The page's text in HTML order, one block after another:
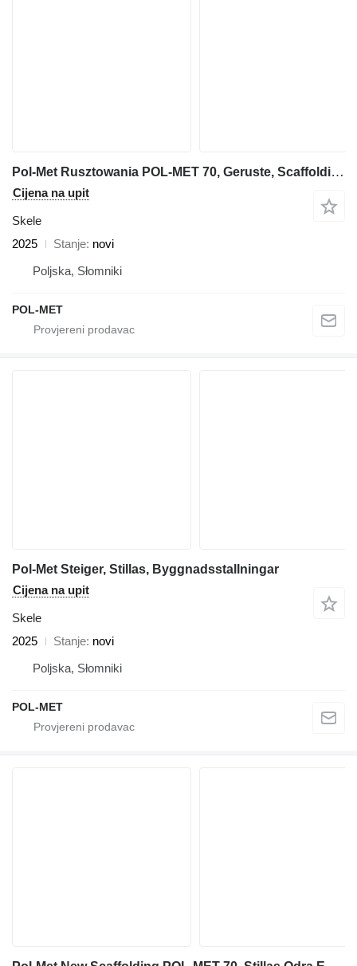
Pol-Met Rusztowania POL-MET 70, Geruste, Scaffolding, Stillas
Cijena na upit
Skele
2025
Stanje novi
Poljska, Słomniki
POL-MET
Pol-Met Steiger, Stillas, Byggnadsstallningar
Cijena na upit
Skele
2025
Stanje novi
Poljska, Słomniki
POL-MET